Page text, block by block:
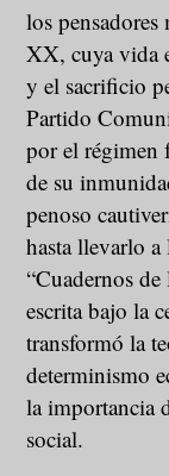
los
XX, cuya vida
y el sacrificio
Partido
por el régimen
de su
penoso
hasta llevarlo a
“Cuadernos
escrita bajo la
transformó la
determinismo
la importancia
social.